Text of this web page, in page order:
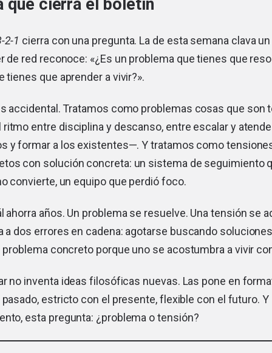
que cierra el boletín
2-1 cierra con una pregunta. La de esta semana clava
de red reconoce: «¿Es un problema que tienes que
tienes que aprender a vivir?».
accidental. Tratamos como problemas cosas que son
entre disciplina y descanso, entre escalar y
y formar a los existentes—. Y tratamos como
con solución concreta: un sistema de seguimiento
convierte, un equipo que perdió foco.
ahorra años. Un problema se resuelve. Una tensión se
a dos errores en cadena: agotarse buscando
concreto porque uno se acostumbra a vivir
no inventa ideas filosóficas nuevas. Las pone en
estricto con el presente, flexible con el futuro. Y
esta pregunta: ¿problema o tensión?